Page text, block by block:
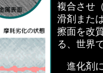
複合させ
滑剤また
擦面を改
る、世界
進化剤